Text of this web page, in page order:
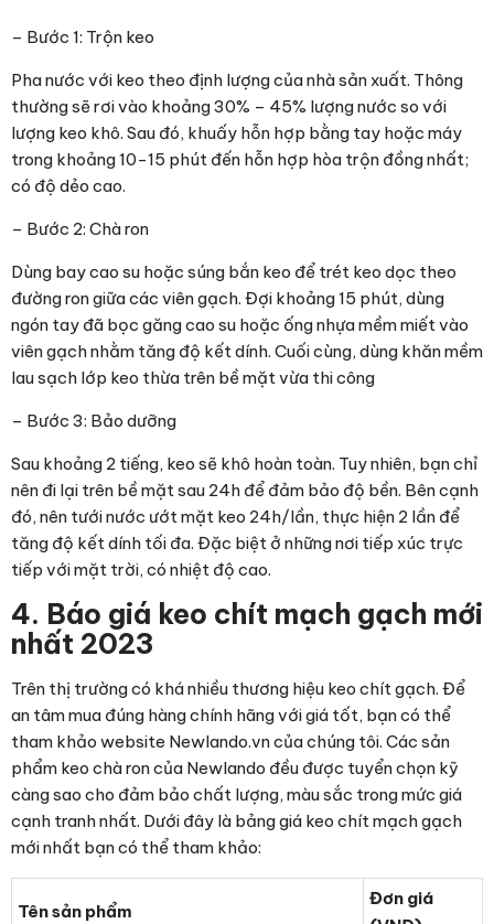
– Bước 1: Trộn keo
Pha nước với keo theo định lượng của nhà sản xuất. Thông
thường sẽ rơi vào khoảng 30% – 45% lượng nước so với
lượng keo khô. Sau đó, khuấy hỗn hợp bằng tay hoặc máy
trong khoảng 10-15 phút đến hỗn hợp hòa trộn đồng nhất;
có độ dẻo cao.
– Bước 2: Chà ron
Dùng bay cao su hoặc súng bắn keo để trét keo dọc theo
đường ron giữa các viên gạch. Đợi khoảng 15 phút, dùng
ngón tay đã bọc găng cao su hoặc ống nhựa mềm miết vào
viên gạch nhằm tăng độ kết dính. Cuối cùng, dùng khăn mềm
lau sạch lớp keo thừa trên bề mặt vừa thi công
– Bước 3: Bảo dưỡng
Sau khoảng 2 tiếng, keo sẽ khô hoàn toàn. Tuy nhiên, bạn chỉ
nên đi lại trên bề mặt sau 24h để đảm bảo độ bền. Bên cạnh
đó, nên tưới nước ướt mặt keo 24h/lần, thực hiện 2 lần để
tăng độ kết dính tối đa. Đặc biệt ở những nơi tiếp xúc trực
tiếp với mặt trời, có nhiệt độ cao.
4. Báo giá keo chít mạch gạch mới
nhất 2023
Trên thị trường có khá nhiều thương hiệu keo chít gạch. Để
an tâm mua đúng hàng chính hãng với giá tốt, bạn có thể
tham khảo website Newlando.vn của chúng tôi. Các sản
phẩm keo chà ron của Newlando đều được tuyển chọn kỹ
càng sao cho đảm bảo chất lượng, màu sắc trong mức giá
cạnh tranh nhất. Dưới đây là bảng giá keo chít mạch gạch
mới nhất bạn có thể tham khảo:
Tên sản phẩm
Đơn giá